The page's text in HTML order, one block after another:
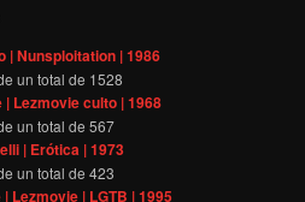
| Nunsploitation | 1986
un total de 1528
Lezmovie culto | 1968
un total de567
| Erótica | 1973
un total de423
Lezmovie | LGTB | 1995